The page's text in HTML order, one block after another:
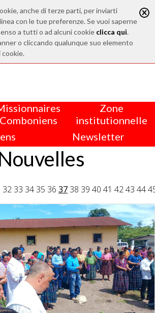
anche di terze parti, per inviarti
con le tue preferenze. Se vuoi saperne
a tutti o ad alcuni cookie clicca qui.
o cliccando qualunque suo elemento
Comboniens
Zone
institutionnelle
Newsletter
32 33 34 35 36 37 38 39 40 41 4243 44